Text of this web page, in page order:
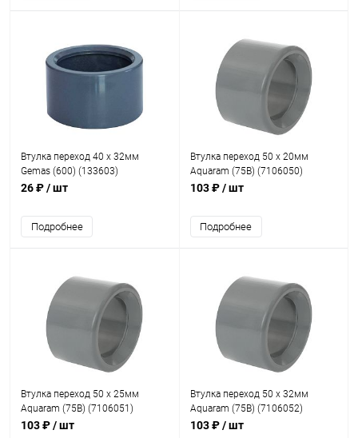
Втулка переход 40 x 32мм
Gemas (600) (133603)
26 ₽/ шт
Подробнее
Втулка переход 50 x 20мм
Aquaram (75B) (7106050)
103 ₽/ шт
Подробнее
Втулка переход 50 x 25мм
Aquaram (75B) (7106051)
103 ₽/ шт
Втулка переход 50 x 32мм
Aquaram (75B) (7106052)
103 ₽/ шт